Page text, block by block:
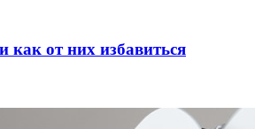
как от них избавиться